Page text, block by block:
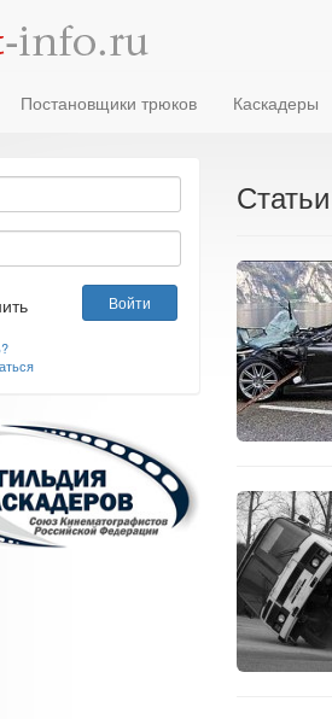
Постановщики трюков Каскадеры
Статьи